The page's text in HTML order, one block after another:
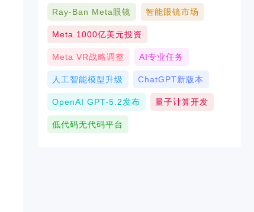
Ray-Ban Meta眼镜 智能眼镜市场
Meta 1000亿美元投资
Meta VR战略调整 AI专业任务
人工智能模型升级 ChatGPT新版本
OpenAI GPT-5.2发布 量子计算开发
低代码无代码平台